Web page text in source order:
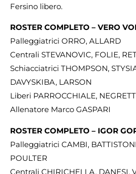
Fersino libero.
ROSTER COMPLETO – VERO
Palleggiatrici ORRO, ALLARD
Centrali STEVANOVIC, FOLIE,
Schiacciatrici THOMPSON,
DAVYSKIBA, LARSON
Liberi PARROCCHIALE,
Allenatore Marco GASPARI
ROSTER COMPLETO – IGOR
Palleggiatrici CAMBI,
POULTER
Centrali CHIRICHELLA, DANESI,